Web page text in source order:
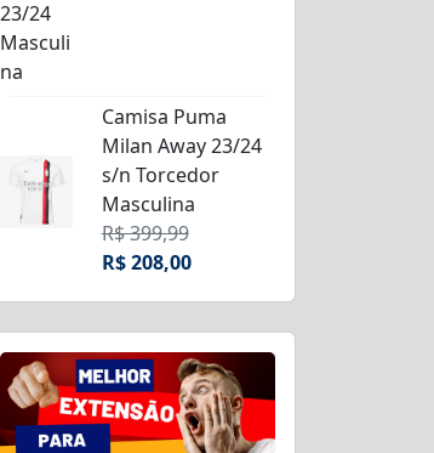
Camisa Puma
Milan Away 23/24
s/n Torcedor
Masculina
R$ 399,99
R$ 208,00